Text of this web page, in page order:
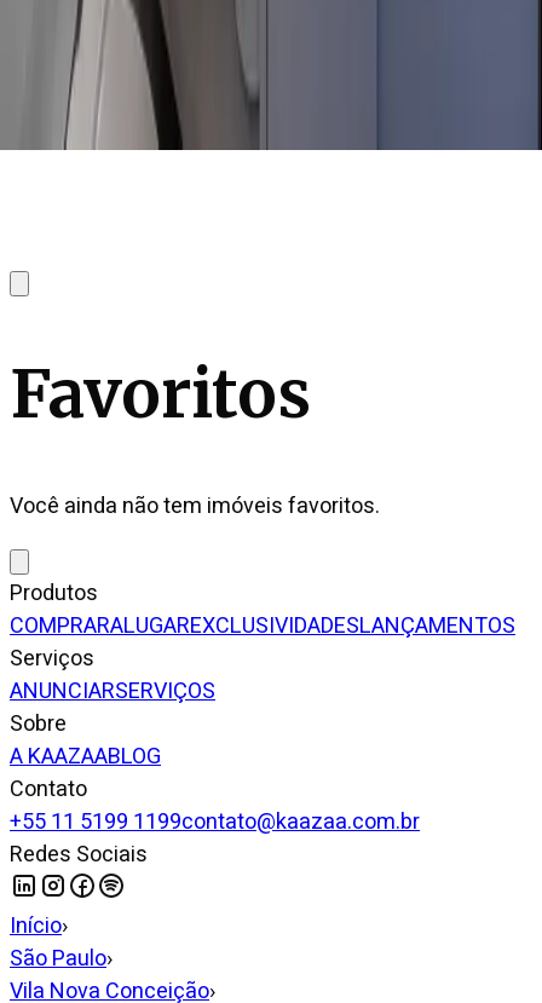
Favoritos
Você ainda não tem imóveis favoritos.
Produtos
COMPRARALUGAREXCLUSIVIDADESLANÇAMENTOS
Serviços
ANUNCIARSERVIÇOS
Sobre
A KAAZAABLOG
Contato
+55 11 5199 1199contato@kaazaa.com.br
Redes Sociais
Início›
São Paulo›
Vila Nova Conceição›